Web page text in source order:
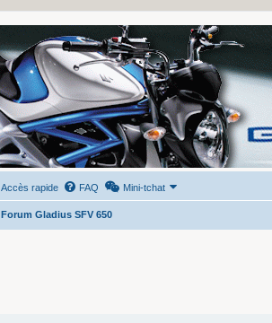
Accès rapide FAQ Mini-tchat
Forum Gladius SFV 650